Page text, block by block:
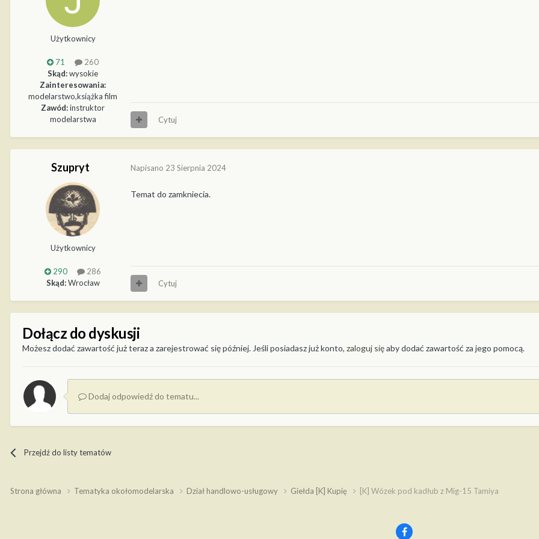
Użytkownicy
71
260
Skąd:wysokie
Zainteresowania:
modelarstwo,książka film
Zawód:instruktor
modelarstwa
Cytuj
Szupryt
Użytkownicy
290
286
Skąd:Wrocław
Napisano 23 Sierpnia 2024
Temat do zamkniecia.
Cytuj
Dołącz do dyskusji
Możesz dodać zawartość już teraz a zarejestrować się później. Jeśli posiadasz już konto, zaloguj sięaby dodać zawartość za jego pomocą.
Dodaj odpowiedź do tematu...
Przejdź do listy tematów
Strona główna Tematyka okołomodelarska Dział handlowo-usługowy Giełda [K] Kupię [K] Wózek pod kadłub z Mig-15 Tamiya